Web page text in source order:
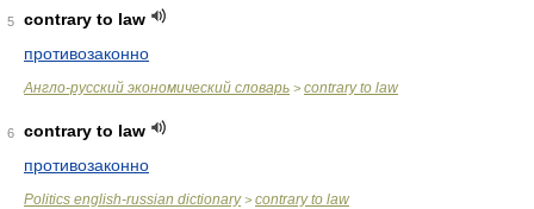
5
contrary to law
противозаконно
Англо-русский экономический словарь > contrary to law
6
contrary to law
противозаконно
Politics english-russian dictionary> contrary to law